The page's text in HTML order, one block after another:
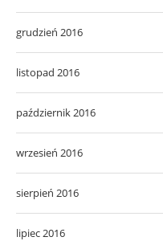
grudzień 2016
listopad 2016
październik 2016
wrzesień 2016
sierpień 2016
lipiec 2016